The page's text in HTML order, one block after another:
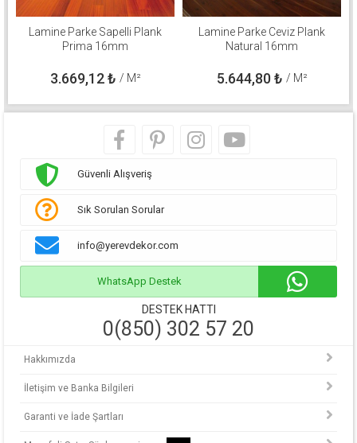
Lamine Parke Sapelli Plank
Prima 16mm
3.669,12₺ / M²
Lamine Parke Ceviz Plank
Natural 16mm
5.644,80₺ / M²
Güvenli Alışveriş
Sık Sorulan Sorular
info@yerevdekor.com
WhatsApp Destek
DESTEK HATTI
0(850) 302 57 20
Hakkımızda
İletişim ve Banka Bilgileri
Garanti ve İade Şartları